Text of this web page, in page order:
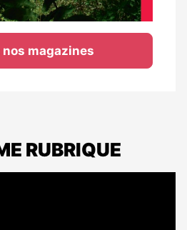
nos magazines
RUBRIQUE